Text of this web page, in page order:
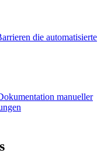
die automatisierte
manueller